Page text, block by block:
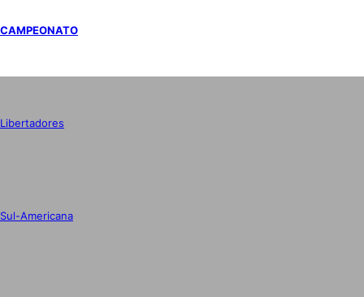
CAMPEONATO
Libertadores
Sul-Americana